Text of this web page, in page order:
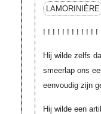
LAMORINIÈRE
! ! ! ! ! ! ! ! ! ! ! !
Hij wilde zelfs
smeerlap ons
eenvoudig zijn
Hij wilde een